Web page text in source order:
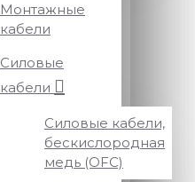
Монтажные
кабели
Силовые
кабели
Силовые кабели,
бескислородная
медь (OFC)